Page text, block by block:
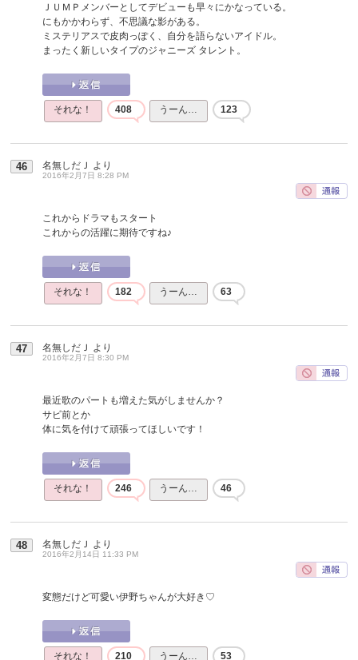
ＪＵＭＰメンバーとしてデビューも早々にかなっている。
にもかかわらず、不思議な影がある。
ミステリアスで皮肉っぽく、自分を語らないアイドル。
まったく新しいタイプのジャニーズ タレント。
それな！ 408 うーん… 123
46 名無しだＪ より
2016年2月7日 8:28 PM
これからドラマもスタート
これからの活躍に期待ですね♪
それな！ 182 うーん… 63
47 名無しだＪ より
2016年2月7日 8:30 PM
最近歌のパートも増えた気がしませんか？
サビ前とか
体に気を付けて頑張ってほしいです！
それな！ 246 うーん… 46
48 名無しだＪ より
2016年2月14日 11:33 PM
変態だけど可愛い伊野ちゃんが大好き♡
それな！ 210 うーん… 53